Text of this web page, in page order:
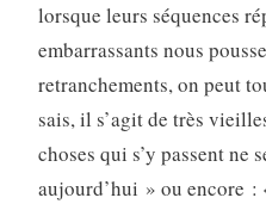
lorsque leurs séquences
embarrassants nous
retranchements, on peut
sais, il s’agit de très
choses qui s’y passent ne
aujour­d’hui » ou encore :